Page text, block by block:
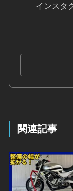
インスタ
関連記事